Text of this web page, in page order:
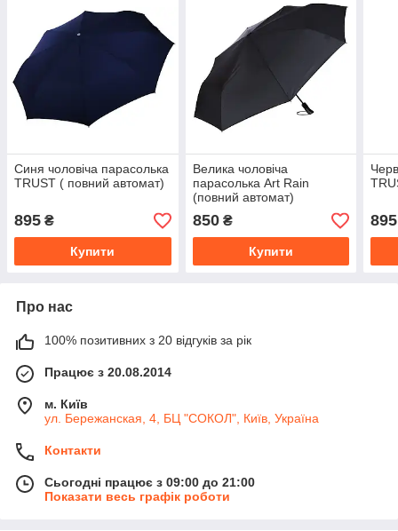
Синя чоловіча парасолька
TRUST ( повний автомат)
895 ₴
Купити
Велика чоловіча
парасолька Art Rain
(повний автомат)
850₴
Купити
895
Про нас
100% позитивних з 20 відгуків за рік
Працює з 20.08.2014
м. Київ
ул. Бережанская, 4, БЦ "СОКОЛ", Київ, Україна
Контакти
Сьогодні працює з 09:00 до 21:00
Показати весь графік роботи